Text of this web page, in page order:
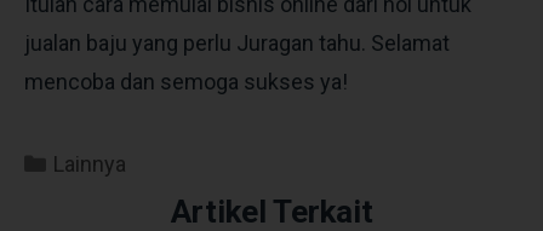
jualan baju yang perlu Juragan tahu. Selamat
mencoba dan semoga sukses ya!
Lainnya
Artikel Terkait